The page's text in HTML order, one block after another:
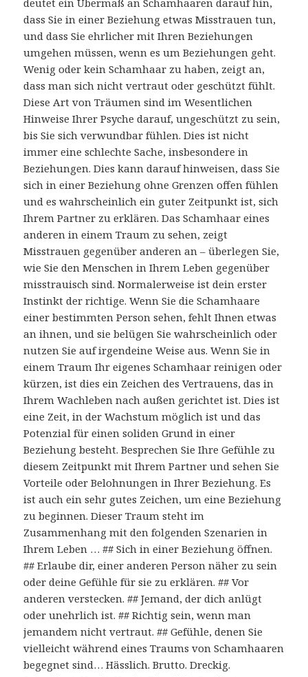
deutet ein Übermaß an Schamhaaren darauf hin,
dass Sie in einer Beziehung etwas Misstrauen tun,
und dass Sie ehrlicher mit Ihren Beziehungen
umgehen müssen, wenn es um Beziehungen geht.
Wenig oder kein Schamhaar zu haben, zeigt an,
dass man sich nicht vertraut oder geschützt fühlt.
Diese Art von Träumen sind im Wesentlichen
Hinweise Ihrer Psyche darauf, ungeschützt zu sein,
bis Sie sich verwundbar fühlen. Dies ist nicht
immer eine schlechte Sache, insbesondere in
Beziehungen. Dies kann darauf hinweisen, dass Sie
sich in einer Beziehung ohne Grenzen offen fühlen
und es wahrscheinlich ein guter Zeitpunkt ist, sich
Ihrem Partner zu erklären. Das Schamhaar eines
anderen in einem Traum zu sehen, zeigt
Misstrauen gegenüber anderen an – überlegen Sie,
wie Sie den Menschen in Ihrem Leben gegenüber
misstrauisch sind. Normalerweise ist dein erster
Instinkt der richtige. Wenn Sie die Schamhaare
einer bestimmten Person sehen, fehlt Ihnen etwas
an ihnen, und sie belügen Sie wahrscheinlich oder
nutzen Sie auf irgendeine Weise aus. Wenn Sie in
einem Traum Ihr eigenes Schamhaar reinigen oder
kürzen, ist dies ein Zeichen des Vertrauens, das in
Ihrem Wachleben nach außen gerichtet ist. Dies ist
eine Zeit, in der Wachstum möglich ist und das
Potenzial für einen soliden Grund in einer
Beziehung besteht. Besprechen Sie Ihre Gefühle zu
diesem Zeitpunkt mit Ihrem Partner und sehen Sie
Vorteile oder Belohnungen in Ihrer Beziehung. Es
ist auch ein sehr gutes Zeichen, um eine Beziehung
zu beginnen. Dieser Traum steht im
Zusammenhang mit den folgenden Szenarien in
Ihrem Leben … ## Sich in einer Beziehung öffnen.
## Erlaube dir, einer anderen Person näher zu sein
oder deine Gefühle für sie zu erklären. ## Vor
anderen verstecken. ## Jemand, der dich anlügt
oder unehrlich ist. ## Richtig sein, wenn man
jemandem nicht vertraut. ## Gefühle, denen Sie
vielleicht während eines Traums von Schamhaaren
begegnet sind… Hässlich. Brutto. Dreckig.